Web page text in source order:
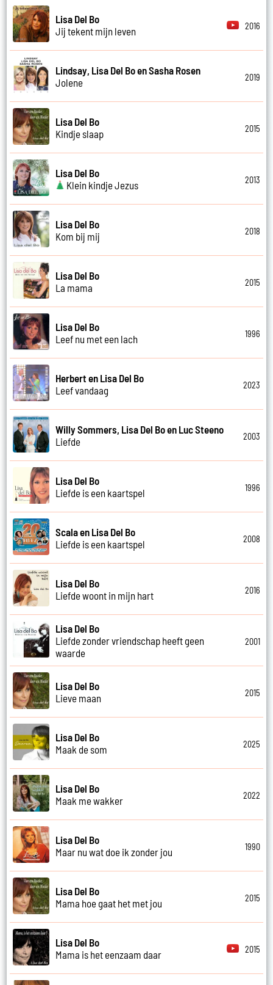
Lisa Del Bo
Jij tekent mijn leven
2016
Lindsay, Lisa Del Bo en Sasha Rosen
Jolene
2019
Lisa Del Bo
Kindje slaap
2015
Lisa Del Bo
Klein kindje Jezus
2013
Lisa Del Bo
Kom bij mij
2018
Lisa Del Bo
La mama
2015
Lisa Del Bo
Leef nu met een lach
1996
Herbert en Lisa Del Bo
Leef vandaag
2023
Willy Sommers, Lisa Del Bo en Luc Steeno
Liefde
2003
Lisa Del Bo
Liefde is een kaartspel
1996
Scala en Lisa Del Bo
Liefde is een kaartspel
2008
Lisa Del Bo
Liefde woont in mijn hart
2016
Lisa Del Bo
Liefde zonder vriendschap heeft geen
waarde
2001
Lisa Del Bo
Lieve maan
2015
Lisa Del Bo
Maak de som
2025
Lisa Del Bo
Maak me wakker
2022
Lisa Del Bo
Maar nu wat doe ik zonder jou
1990
Lisa Del Bo
Mama hoe gaat het met jou
2015
Lisa Del Bo
Mama is het eenzaam daar
2015